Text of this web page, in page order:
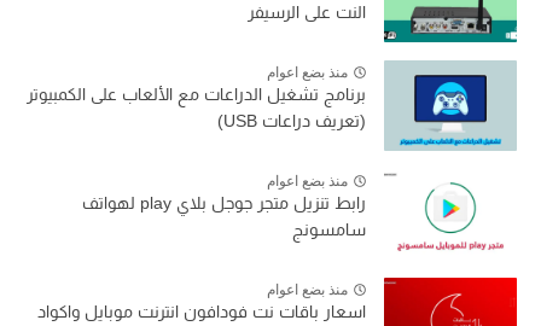
النت على الرسيفر
منذ بضع اعوام
برنامج تشغيل الدراعات مع الألعاب على الكمبيوتر
(تعريف دراعات USB)
منذ بضع اعوام
رابط تنزيل متجر جوجل بلاي play لهواتف
سامسونج
منذ بضع اعوام
اسعار باقات نت فودافون انترنت موبايل واكواد